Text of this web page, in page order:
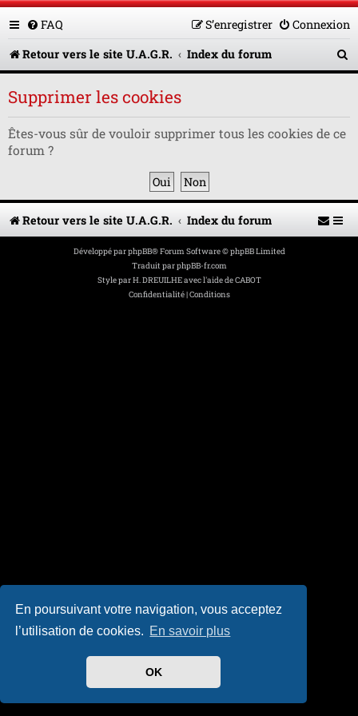
En poursuivant votre navigation, vous acceptez
l’utilisation de cookies. En savoir plus
OK
FAQ Connexion
S’enregistrer
Retour vers le site U.A.G.R.
Index du forum
e
c
Supprimer les cookies
Êtes-vous sûr de vouloir supprimer tous les cookies de ce
forum ?
Retour vers le site U.A.G.R. Index du forum
Développé parphpBB® Forum Software © phpBB Limited
Traduit parphpBB-fr.com
Style parH. DREUILHE avec l'aide de CABOT
Confidentialité|Conditions